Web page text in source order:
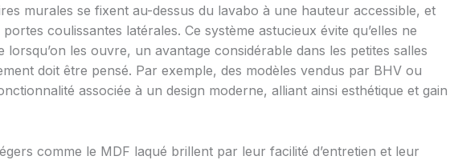
murales se fixent au-dessus du lavabo à une hauteur accessible, et
coulissantes latérales. Ce système astucieux évite qu’elles ne
lorsqu’on les ouvre, un avantage considérable dans les petites salles
doit être pensé. Par exemple, des modèles vendus par BHV ou
associée à un design moderne, alliant ainsi esthétique et gain
comme le MDF laqué brillent par leur facilité d’entretien et leur